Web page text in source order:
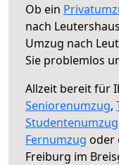
Ob ein
nach
Umzug nach
Sie problemlos
Allzeit bereit für
Seniorenumzug,
Studentenumzug
Fernumzug oder
Freiburg im